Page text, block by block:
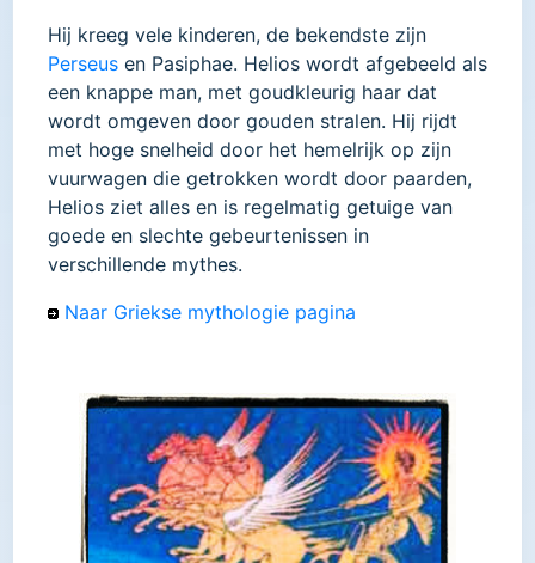
Hij kreeg vele kinderen, de bekendste zijn
Perseus en Pasiphae. Helios wordt afgebeeld als
een knappe man, met goudkleurig haar dat
wordt omgeven door gouden stralen. Hij rijdt
met hoge snelheid door het hemelrijk op zijn
vuurwagen die getrokken wordt door paarden,
Helios ziet alles en is regelmatig getuige van
goede en slechte gebeurtenissen in
verschillende mythes.
Naar Griekse mythologie pagina